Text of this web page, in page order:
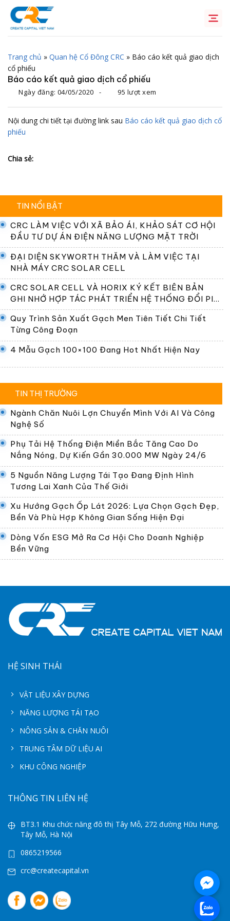
Chuyển
đến
dung
Trang chủ » Quan hệ Cổ Đông CRC » Báo cáo kết quả giao dịch
cổ phiếu
Báo cáo kết quả giao dịch cổ phiếu
Ngày đăng: 04/05/2020 - 95 lượt xem
Nội dung chi tiết tại đường link sau Báo cáo kết quả giao dịch cổ
phiếu
Chia sẻ:
TIN NỔI BẬT
CRC LÀM VIỆC VỚI XÃ BẢO ÁI, KHẢO SÁT CƠ HỘI
ĐẦU TƯ DỰ ÁN ĐIỆN NĂNG LƯỢNG MẶT TRỜI
ĐẠI DIỆN SKYWORTH THĂM VÀ LÀM VIỆC TẠI
NHÀ MÁY CRC SOLAR CELL
CRC SOLAR CELL VÀ HORIX KÝ KẾT BIÊN BẢN
GHI NHỚ HỢP TÁC PHÁT TRIỂN HỆ THỐNG ĐỔI PIN
TẠI VIỆT NAM
Quy Trình Sản Xuất Gạch Men Tiên Tiết Chi Tiết
Từng Công Đoạn
4 Mẫu Gạch 100×100 Đang Hot Nhất Hiện Nay
TIN THỊ TRƯỜNG
Ngành Chăn Nuôi Lợn Chuyển Mình Với AI Và Công
Nghệ Số
Phụ Tải Hệ Thống Điện Miền Bắc Tăng Cao Do
Nắng Nóng, Dự Kiến Gần 30.000 MW Ngày 24/6
5 Nguồn Năng Lượng Tái Tạo Đang Định Hình
Tương Lai Xanh Của Thế Giới
Xu Hướng Gạch Ốp Lát 2026: Lựa Chọn Gạch Đẹp,
Bền Và Phù Hợp Không Gian Sống Hiện Đại
Dòng Vốn ESG Mở Ra Cơ Hội Cho Doanh Nghiệp
Bền Vững
HỆ SINH THÁI
VẬT LIỆU XÂY DỰNG
NĂNG LƯỢNG TÁI TẠO
NÔNG SẢN & CHĂN NUÔI
TRUNG TÂM DỮ LIỆU AI
KHU CÔNG NGHIỆP
THÔNG TIN LIÊN HỆ
BT3.1 Khu chức năng đô thị Tây Mỗ, 272 đường Hữu Hưng,
Tây Mỗ, Hà Nội
0865219566
crc@createcapital.vn